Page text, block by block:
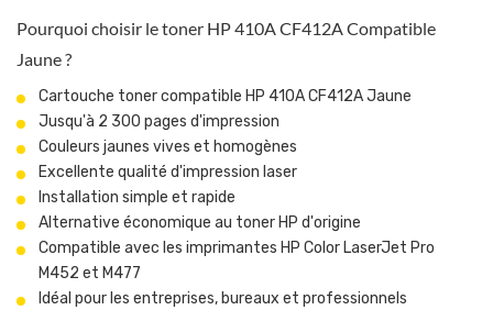
Pourquoi choisir le toner HP 410A CF412A Compatible
Jaune ?
Cartouche toner compatible HP 410A CF412A Jaune
Jusqu'à 2 300 pages d'impression
Couleurs jaunes vives et homogènes
Excellente qualité d'impression laser
Installation simple et rapide
Alternative économique au toner HP d'origine
Compatible avec les imprimantes HP Color LaserJet Pro
M452 et M477
Idéal pour les entreprises, bureaux et professionnels